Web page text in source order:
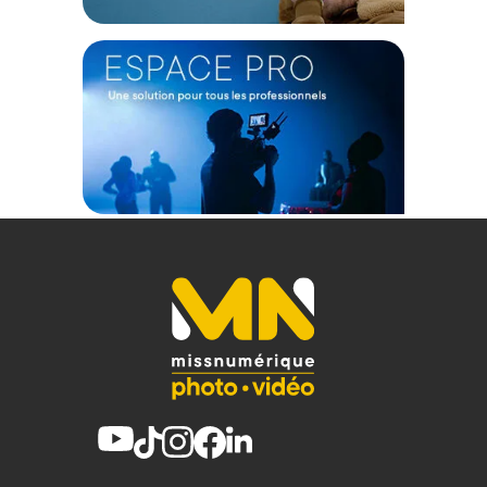
boucles.
Caractéristiques du Grand sac de stabilisation bleu V3
Steady Saddle Rat Bag par FOCUS RAT :
Modèle : V3 Steady Saddle Rat Bag (Large - bleu )
Marque : Focus Rat
Référence : SB-V3-L-OB
Compatibilité : Arri Alexa, Arri Alexa Mini, Arri Ariflex 425 Ursa,
Red Epic, Red Komodo, Red Raptor, Red Dragon, Sony Venice,
Sony Fs7, Sony FX6, Blackmagic, Canon C700 et Panasonic
Couleur : Bleu
Matériaux : Tissu, Nylon avec revêtement PU